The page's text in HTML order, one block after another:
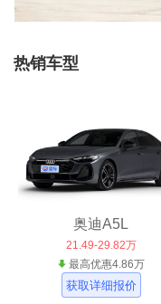
热销车型
奥迪A5L
21.49-29.82万
最高优惠4.86万
获取详细报价